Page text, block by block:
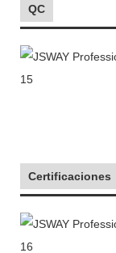
QC
Certificaciones